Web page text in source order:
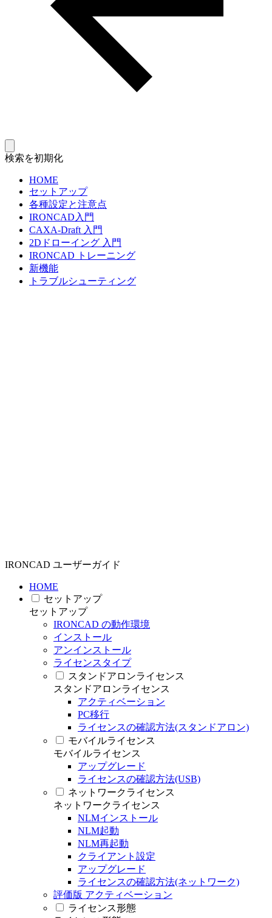
検索を初期化
HOME
セットアップ
各種設定と注意点
IRONCAD入門
CAXA-Draft 入門
2Dドローイング 入門
IRONCAD トレーニング
新機能
トラブルシューティング
IRONCAD ユーザーガイド
HOME
セットアップ
セットアップ
IRONCAD の動作環境
インストール
アンインストール
ライセンスタイプ
スタンドアロンライセンス
スタンドアロンライセンス
アクティベーション
PC移行
ライセンスの確認方法(スタンドアロン)
モバイルライセンス
モバイルライセンス
アップグレード
ライセンスの確認方法(USB)
ネットワークライセンス
ネットワークライセンス
NLMインストール
NLM起動
NLM再起動
クライアント設定
アップグレード
ライセンスの確認方法(ネットワーク)
評価版 アクティベーション
ライセンス形態